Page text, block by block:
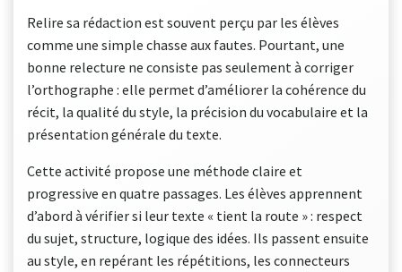
Relire sa rédaction est souvent perçu par les élèves
comme une simple chasse aux fautes. Pourtant, une
bonne relecture ne consiste pas seulement à corriger
l’orthographe : elle permet d’améliorer la cohérence du
récit, la qualité du style, la précision du vocabulaire et la
présentation générale du texte.
Cette activité propose une méthode claire et
progressive en quatre passages. Les élèves apprennent
d’abord à vérifier si leur texte « tient la route » : respect
du sujet, structure, logique des idées. Ils passent ensuite
au style, en repérant les répétitions, les connecteurs